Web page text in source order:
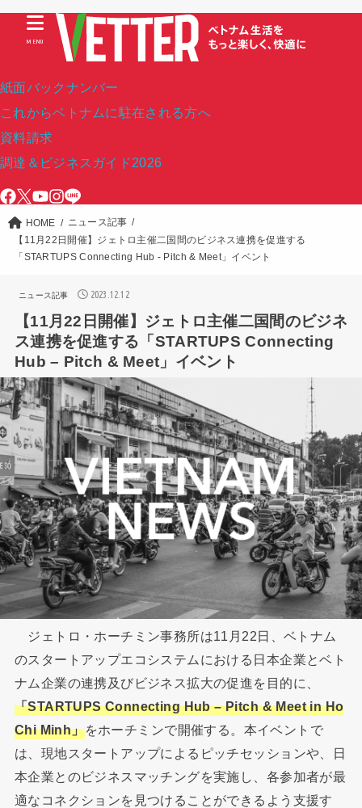
紙面バックナンバー
これからベトナムに駐在される方へ
資料請求
調達＆ビジネスガイド2026
MENU
HOME
ニュース記事
【11月22日開催】ジェトロ主催二国間のビジネス連携を促進する
「STARTUPS Connecting Hub - Pitch & Meet」イベント
ニュース記事 2023.12.12
【11月22日開催】ジェトロ主催二国間のビジネ
ス連携を促進する「STARTUPS Connecting
Hub – Pitch & Meet」イベント
ジェトロ・ホーチミン事務所は11月22日、ベトナム
のスタートアップエコシステムにおける日本企業とベト
ナム企業の連携及びビジネス拡大の促進を目的に、
「STARTUPS Connecting Hub – Pitch & Meet in Ho
Chi Minh」をホーチミンで開催する。本イベントで
は、現地スタートアップによるピッチセッションや、日
本企業とのビジネスマッチングを実施し、各参加者が最
適なコネクションを見つけることができるよう支援す